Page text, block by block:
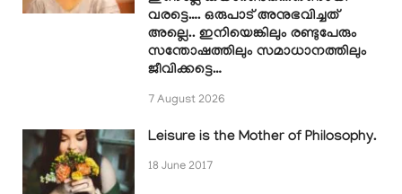
വരട്ടെ…. ഒരുപാട് അനുഭവിച്ചത്
അല്ലെ.. ഇനിയെങ്കിലും രണ്ടുപേരും
സന്തോഷത്തിലും സമാധാനത്തിലും
ജീവിക്കട്ടെ…
7 August 2026
Leisure is the Mother of Philosophy.
18 June 2017